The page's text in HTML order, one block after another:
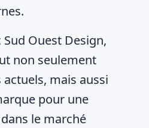
Ouest Design,
non seulement
mais aussi
pour une
le marché